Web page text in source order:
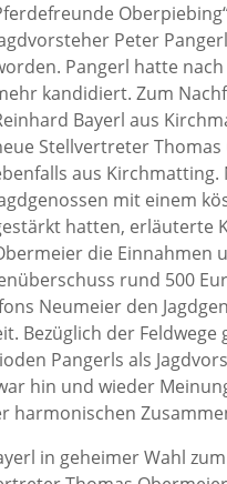
Peter
Pangerl hatte
kandidiert. Zum
Bayerl aus
Stellvertreter
aus Kirchmatting.
mit einem
hatten, erläuterte
die Einnahmen
rund 500
Neumeier den
Bezüglich der Feldwege
Pangerls als
hin und wieder
harmonischen
in geheimer Wahl